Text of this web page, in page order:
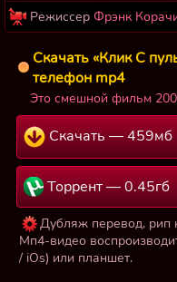
Режиссер Фрэнк
Скачать «Клик С
телефон mp4
Это смешной фильм
Скачать — 459мб
Торрент — 0.45гб
Дубляж перевод, рип
Мп4-видео
/ iOs) или планшет.